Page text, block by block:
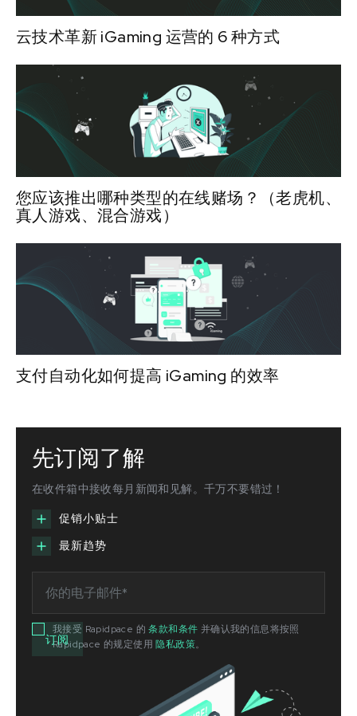
云技术革新 iGaming 运营的 6 种方式
您应该推出哪种类型的在线赌场？（老虎机、
真人游戏、混合游戏）
支付自动化如何提高 iGaming 的效率
先订阅了解
在收件箱中接收每月新闻和见解。千万不要错过！
促销小贴士
最新趋势
我接受 Rapidpace 的条款和条件 并确认我的信息将按照
Rapidpace 的规定使用隐私政策。